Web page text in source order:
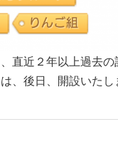
直近２年以上過去
、後日、開設いたし